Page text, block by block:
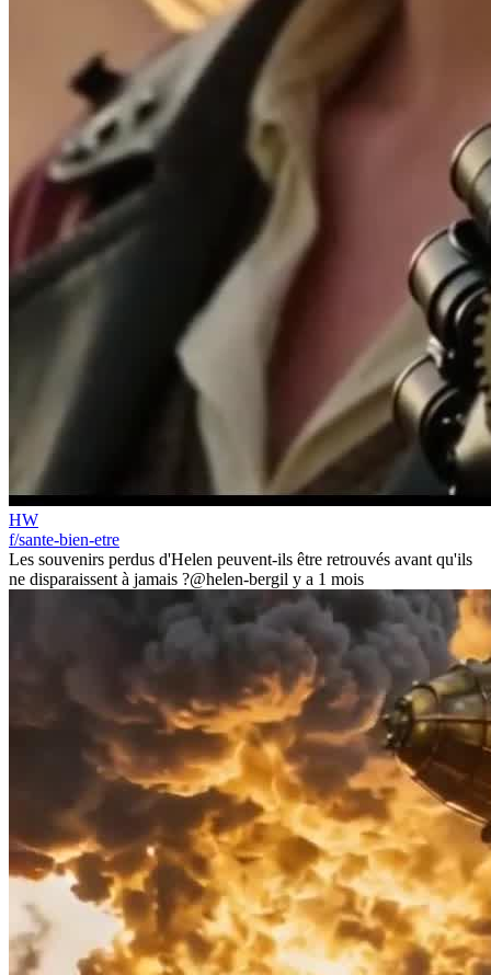
HW
f/sante-bien-etre
Les souvenirs perdus d'Helen peuvent-ils être retrouvés avant qu'ils
ne disparaissent à jamais ?@helen-bergil y a 1 mois